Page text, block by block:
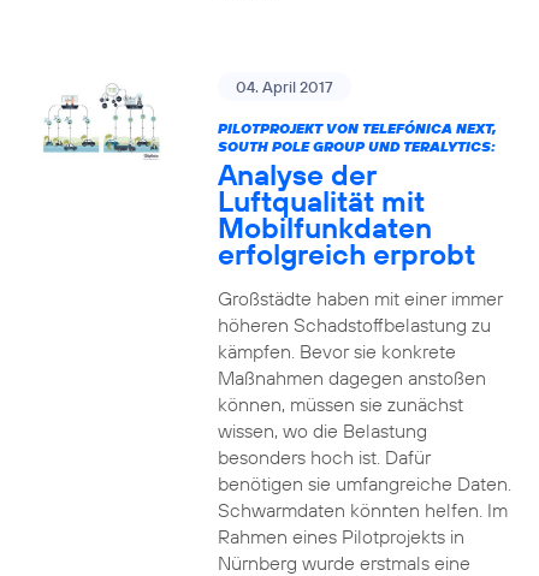
04. April 2017
PILOTPROJEKT VON TELEFÓNICA NEXT,
SOUTH POLE GROUP UND TERALYTICS:
Analyse der
Luftqualität mit
Mobilfunkdaten
erfolgreich erprobt
Großstädte haben mit einer immer
höheren Schadstoffbelastung zu
kämpfen. Bevor sie konkrete
Maßnahmen dagegen anstoßen
können, müssen sie zunächst
wissen, wo die Belastung
besonders hoch ist. Dafür
benötigen sie umfangreiche Daten.
Schwarmdaten könnten helfen. Im
Rahmen eines Pilotprojekts in
Nürnberg wurde erstmals eine